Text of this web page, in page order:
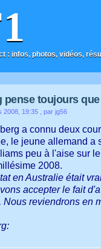
: infos, photos, vidéos,
pense toujours
2008, 19:35 , par jg56
a connu deux
le jeune allemand a
peu à l'aise sur
2008.
en Australie était
accepter le fait
Nous reviendrons en